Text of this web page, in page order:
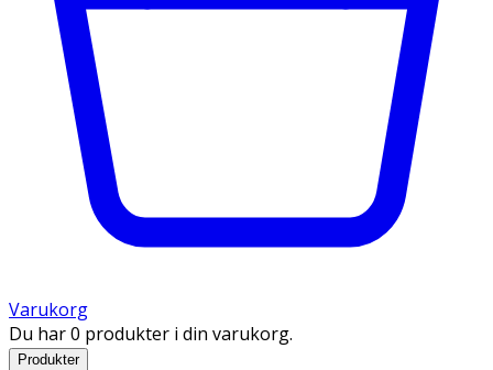
Varukorg
Du har 0 produkter i din varukorg.
Produkter